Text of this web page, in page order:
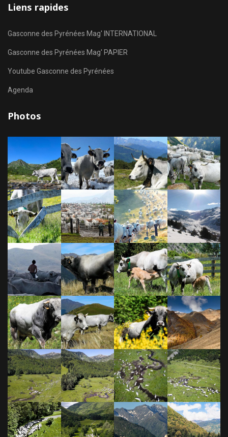
Liens rapides
Gasconne des Pyrénées Mag' INTERNATIONAL
Gasconne des Pyrénées Mag' PAPIER
Youtube Gasconne des Pyrénées
Agenda
Photos